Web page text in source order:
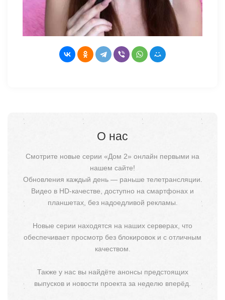
О нас
Смотрите новые серии «Дом 2» онлайн первыми на
нашем сайте!
Обновления каждый день — раньше телетрансляции.
Видео в HD-качестве, доступно на смартфонах и
планшетах, без надоедливой рекламы.
Новые серии находятся на наших серверах, что
обеспечивает просмотр без блокировок и с отличным
качеством.
Также у нас вы найдёте анонсы предстоящих
выпусков и новости проекта за неделю вперёд.